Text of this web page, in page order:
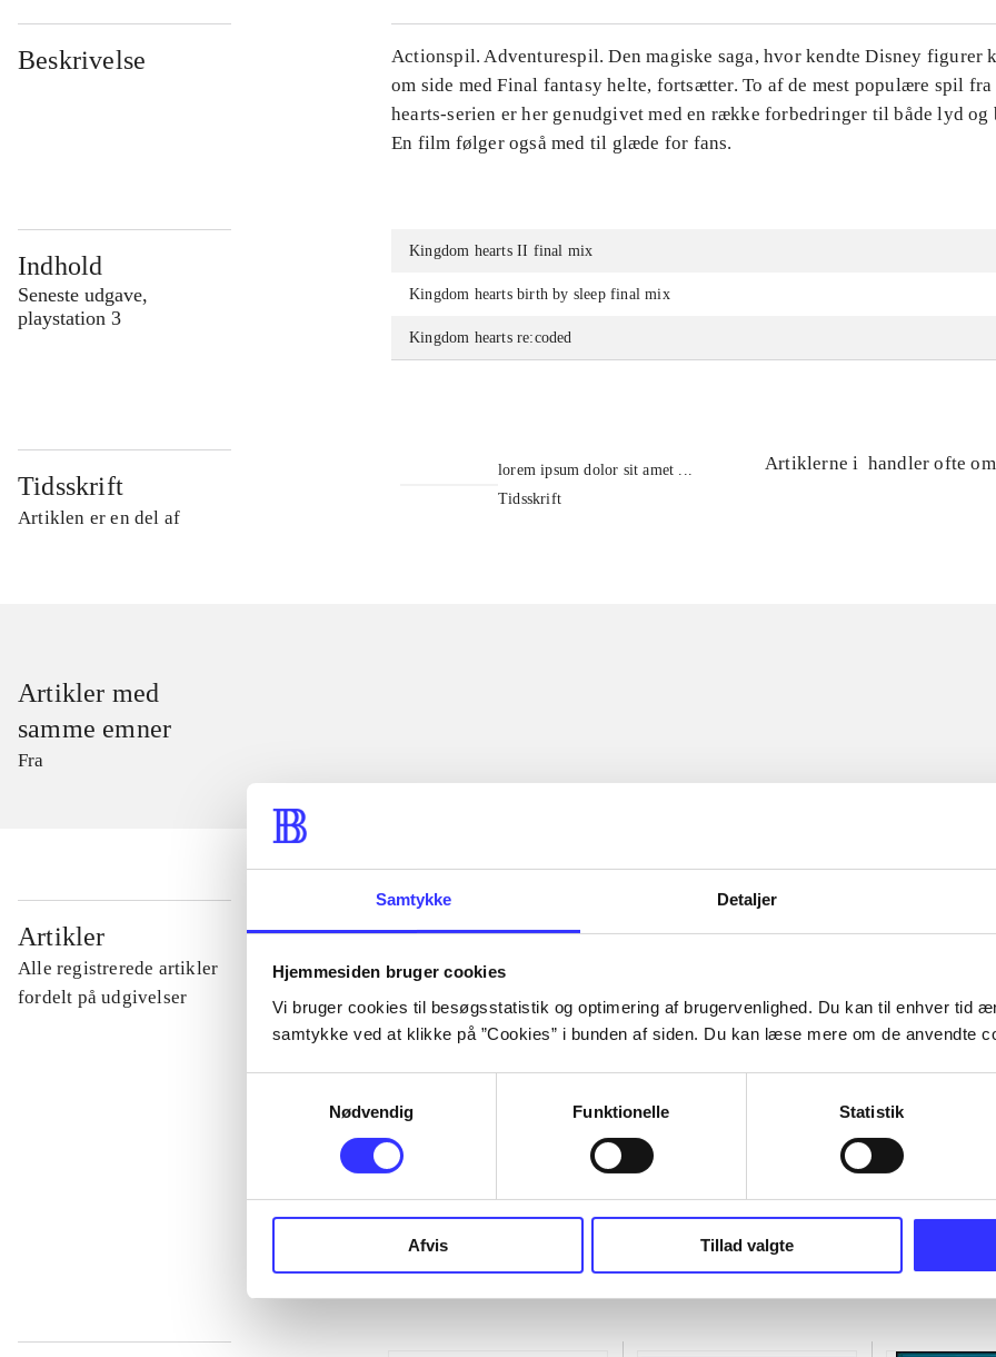
Samtykke Detaljer
Hjemmesiden bruger cookies
Vi bruger cookies til besøgsstatistik og optimering af brugervenlighed. Du kan til enhver tid
samtykke ved at klikke på ”Cookies” i bunden af siden. Du kan læse mere om de anvendte
Nødvendig
Funktionelle Statistik
Afvis Tillad valgte
Beskrivelse
Actionspil. Adventurespil. Den magiske saga, hvor kendte Disney figurer
om side med Final fantasy helte, fortsætter. To af de mest populære spil
hearts-serien er her genudgivet med en række forbedringer til både lyd
En film følger også med til glæde for fans.
Indhold
Seneste udgave,
playstation 3
Kingdom hearts II final mix
Kingdom hearts birth by sleep final mix
Kingdom hearts re:coded
Tidsskrift
Artiklen er en del af
lorem ipsum dolor sit amet ...
Tidsskrift
Artiklerne i handler ofte om
Artikler med
samme emner
Fra
Artikler
Alle registrerede artikler
fordelt på udgivelser
...